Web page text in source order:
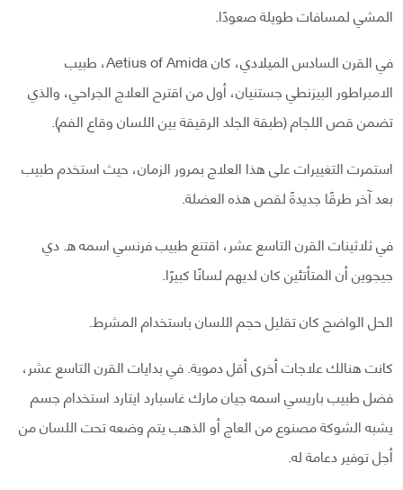
المشي لمسافات طويلة صعودًا.
في القرن السادس الميلادي، كان Aetius of Amida، طبيب
الامبراطور البيزنطي جستنيان، أول من اقترح العلاج الجراحي، والذي
تضمن قص اللجام (طبقة الجلد الرقيقة بين اللسان وقاع الفم).
استمرت التغييرات على هذا العلاج بمرور الزمان، حيث استخدم طبيب
بعد آخر طرقًا جديدةً لقص هذه العضلة.
في ثلاثينات القرن التاسع عشر، اقتنع طبيب فرنسي اسمه ه. دي
جيجوين أن المتأتئين كان لديهم لسانًا كبيرًا.
الحل الواضح كان تقليل حجم اللسان باستخدام المشرط.
كانت هنالك علاجات أخرى أقل دموية. في بدايات القرن التاسع عشر،
فضل طبيب باريسي اسمه جيان مارك غاسبارد ايتارد استخدام جسم
يشبه الشوكة مصنوع من العاج أو الذهب يتم وضعه تحت اللسان من
أجل توفير دعامة له.